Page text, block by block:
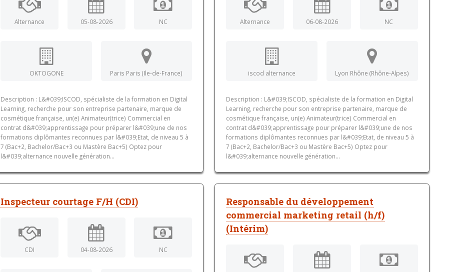
Alternance 05-08-2026 NC
OKTOGONE Paris Paris (Ile-de-France)
Description : L&#039;ISCOD, spécialiste de la formation en Digital
Learning, recherche pour son entreprise partenaire, marque de
cosmétique française, un(e) Animateur(trice) Commercial en
contrat d&#039;apprentissage pour préparer l&#039;une de nos
formations diplômantes reconnues par l&#039;Etat, de niveau 5 à
7 (Bac+2, Bachelor/Bac+3 ou Mastère Bac+5) Optez pour
l&#039;alternance nouvelle génération...
Alternance 06-08-2026 NC
iscod alternance Lyon Rhône (Rhône-Alpes)
Description : L&#039;ISCOD, spécialiste de la formation en Digital
Learning, recherche pour son entreprise partenaire, marque de
cosmétique française, un(e) Animateur(trice) Commercial en
contrat d&#039;apprentissage pour préparer l&#039;une de nos
formations diplômantes reconnues par l&#039;Etat, de niveau 5 à
7 (Bac+2, Bachelor/Bac+3 ou Mastère Bac+5) Optez pour
l&#039;alternance nouvelle génération...
Inspecteur courtage F/H (CDI)
CDI 04-08-2026 NC
Responsable du développement
commercial marketing retail (h/f)
(Intérim)